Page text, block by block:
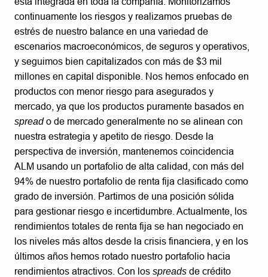
continuamente los riesgos y realizamos pruebas de
estrés de nuestro balance en una variedad de
escenarios macroeconómicos, de seguros y operativos,
y seguimos bien capitalizados con más de $3 mil
millones en capital disponible. Nos hemos enfocado en
productos con menor riesgo para asegurados y
mercado, ya que los productos puramente basados en
spreado de mercado generalmente no se alinean con
nuestra estrategia y apetito de riesgo. Desde la
perspectiva de inversión, mantenemos coincidencia
ALM usando un portafolio de alta calidad, con más del
94% de nuestro portafolio de renta fija clasificado como
grado de inversión. Partimos de una posición sólida
para gestionar riesgo e incertidumbre. Actualmente, los
rendimientos totales de renta fija se han negociado en
los niveles más altos desde la crisis financiera, y en los
últimos años hemos rotado nuestro portafolio hacia
rendimientos atractivos. Con los spreads de crédito